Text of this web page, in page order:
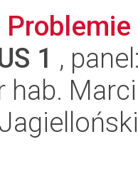
1 ,
hab.